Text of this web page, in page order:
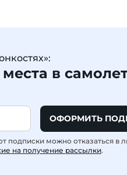
в
ОФОРМИТЬ
подписки можно отказаться в
на получение рассылки.